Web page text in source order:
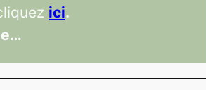
ici.